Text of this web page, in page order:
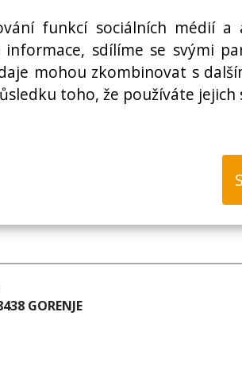
funkcí sociálních médií a
sdílíme se svými
mohou zkombinovat s
toho, že používáte jejich
448438
Cena s DPH:
Cena bez DPH:
GORENJE